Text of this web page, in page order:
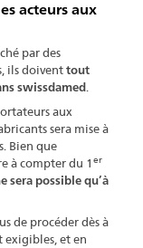
acteurs aux
par des
ils doiventtout
swissdamed
aux
sera mise à
Bien que
à compter du 1 er
sera possible qu’à
de procéder dès à
exigibles, et en